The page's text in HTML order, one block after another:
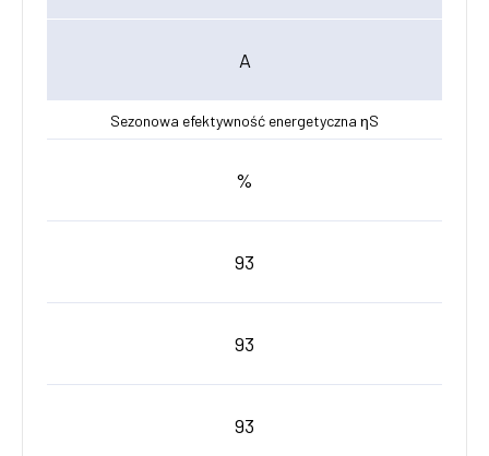
A
Sezonowa efektywność energetyczna ηS
%
93
93
93